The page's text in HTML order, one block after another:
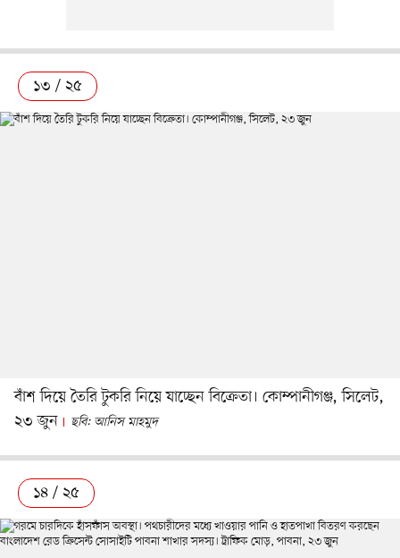
১৩ / ২৫
বাঁশ দিয়ে তৈরি টুকরি নিয়ে যাচ্ছেন বিক্রেতা। কোম্পানীগঞ্জ, সিলেট,
২৩ জুন
ছবি: আনিস মাহমুদ
১৪ / ২৫